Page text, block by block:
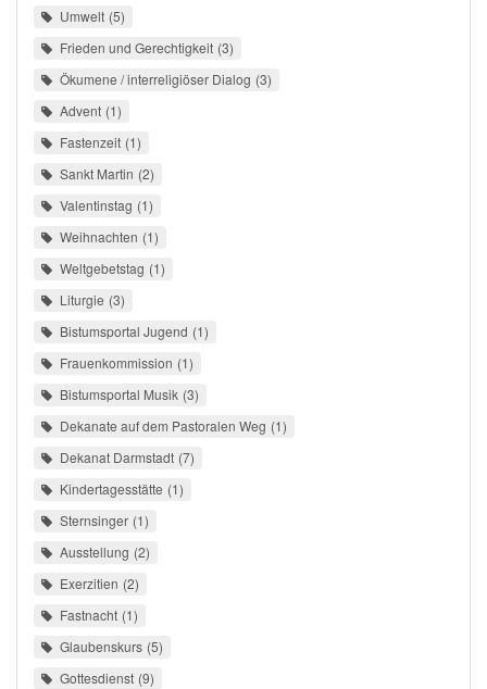
Umwelt 5
Frieden und Gerechtigkeit 3
Ökumene / interreligiöser Dialog 3
Advent 1
Fastenzeit 1
Sankt Martin 2
Valentinstag 1
Weihnachten 1
Weltgebetstag 1
Liturgie 3
Bistumsportal Jugend 1
Frauenkommission 1
Bistumsportal Musik 3
Dekanate auf dem Pastoralen Weg 1
Dekanat Darmstadt 7
Kindertagesstätte 1
Sternsinger 1
Ausstellung 2
Exerzitien 2
Fastnacht 1
Glaubenskurs 5
Gottesdienst 9